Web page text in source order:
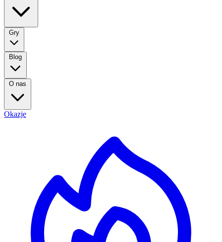
Gry
Blog
O nas
Okazje